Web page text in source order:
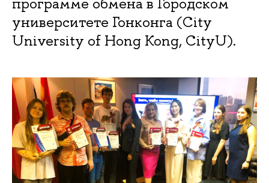
университете Гонконга (City
University of Hong Kong, CityU).